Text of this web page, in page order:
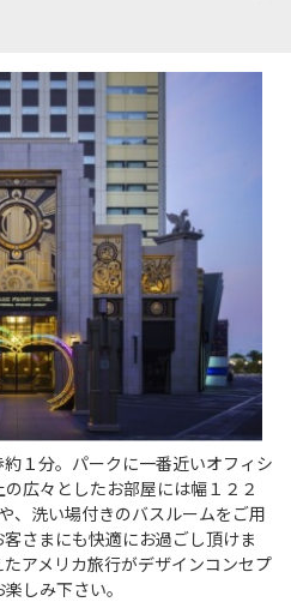
１分。パークに一番近いオフィシ
広々としたお部屋には幅１２２
、洗い場付きのバスルームをご用
さまにも快適にお過ごし頂けま
アメリカ旅行がデザインコンセプ
しみ下さい。